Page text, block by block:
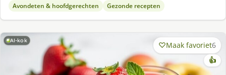
Avondeten & hoofdgerechten Gezonde recepten
AI-kok Maak favoriet6
👍